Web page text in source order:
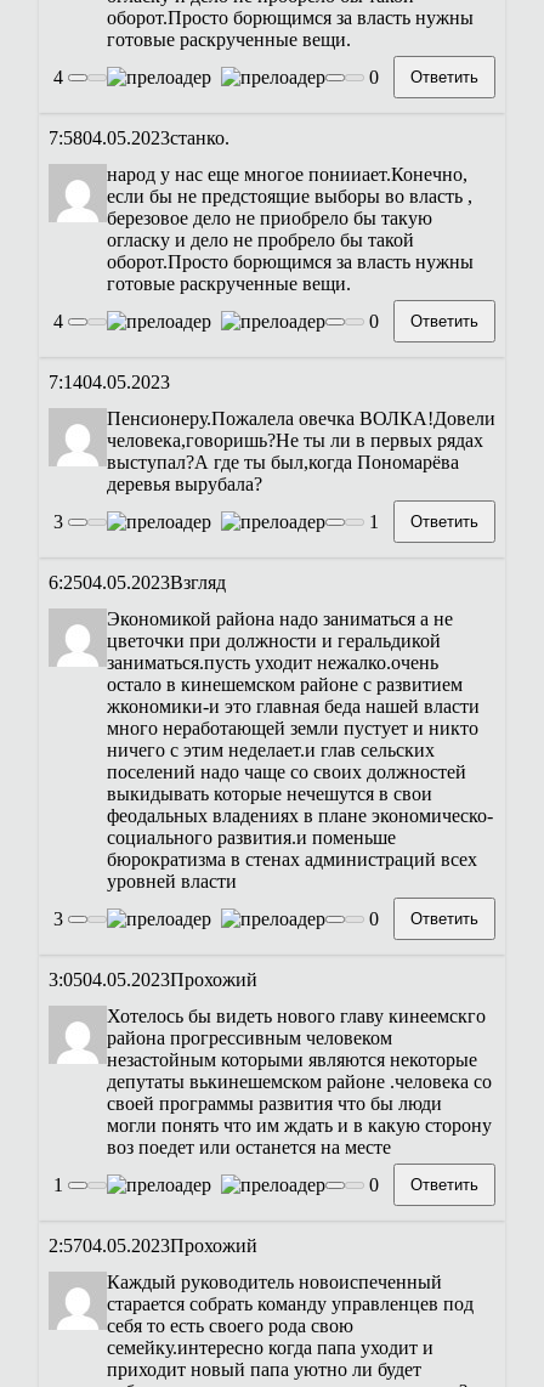
оборот.Просто борющимся за власть нужны
готовые раскрученные вещи.
4
0 Ответить
7:5804.05.2023станко.
народ у нас еще многое понииает.Конечно,
если бы не предстоящие выборы во власть ,
березовое дело не приобрело бы такую
огласку и дело не пробрело бы такой
оборот.Просто борющимся за власть нужны
готовые раскрученные вещи.
4
0 Ответить
7:1404.05.2023
Пенсионеру.Пожалела овечка ВОЛКА!Довели
человека,говоришь?Не ты ли в первых рядах
выступал?А где ты был,когда Пономарёва
деревья вырубала?
3
1 Ответить
6:2504.05.2023Взгляд
Экономикой района надо заниматься а не
цветочки при должности и геральдикой
заниматься.пусть уходит нежалко.очень
остало в кинешемском районе с развитием
жкономики-и это главная беда нашей власти
много неработающей земли пустует и никто
ничего с этим неделает.и глав сельских
поселений надо чаще со своих должностей
выкидывать которые нечешутся в свои
феодальных владениях в плане экономическо-
социального развития.и поменьше
бюрократизма в стенах администраций всех
уровней власти
3
0 Ответить
3:0504.05.2023Прохожий
Хотелось бы видеть нового главу кинеемскго
района прогрессивным человеком
незастойным которыми являются некоторые
депутаты вькинешемском районе .человека со
своей программы развития что бы люди
могли понять что им ждать и в какую сторону
воз поедет или останется на месте
1
0 Ответить
2:5704.05.2023Прохожий
Каждый руководитель новоиспеченный
старается собрать команду управленцев под
себя то есть своего рода свою
семейку.интересно когда папа уходит и
приходит новый папа уютно ли будет